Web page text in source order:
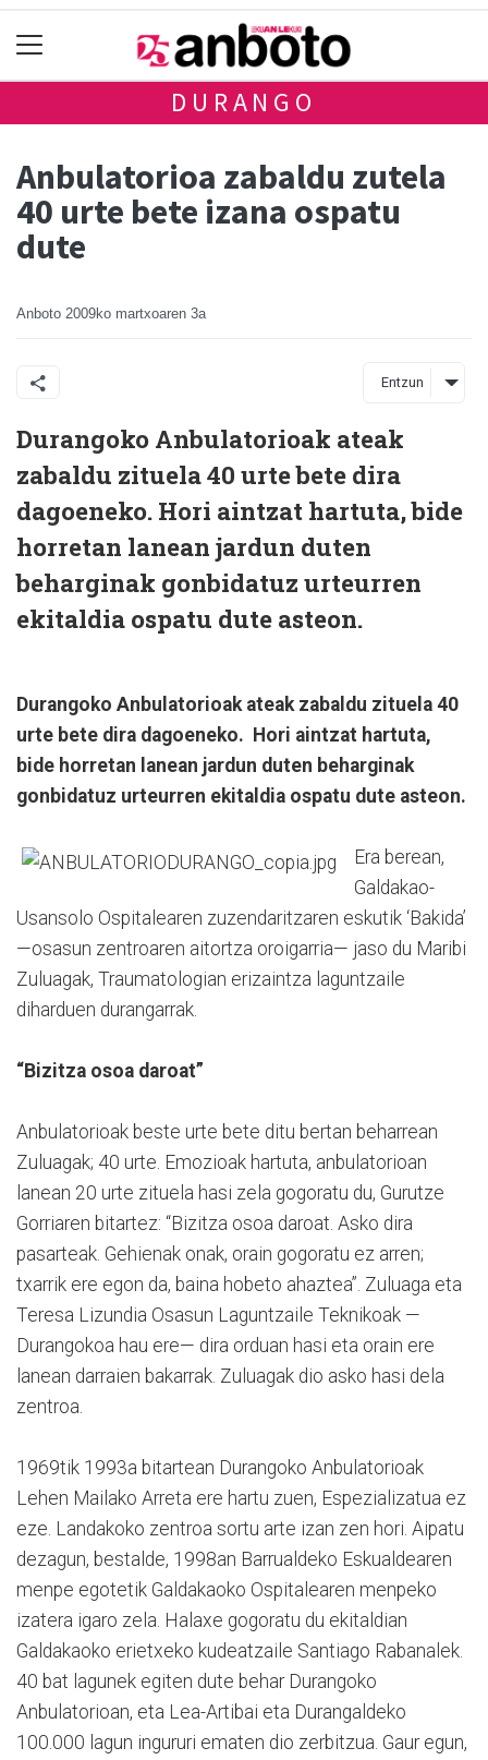
DURANGO
Anbulatorioa zabaldu zutela
40 urte bete izana ospatu
dute
Anboto 2009ko martxoaren 3a
Entzun
Durangoko Anbulatorioak ateak
zabaldu zituela 40 urte bete dira
dagoeneko. Hori aintzat hartuta, bide
horretan lanean jardun duten
beharginak gonbidatuz urteurren
ekitaldia ospatu dute asteon.
Durangoko Anbulatorioak ateak zabaldu zituela 40
urte bete dira dagoeneko. Hori aintzat hartuta,
bide horretan lanean jardun duten beharginak
gonbidatuz urteurren ekitaldia ospatu dute asteon.
Era berean,
Galdakao-
Usansolo Ospitalearen zuzendaritzaren eskutik ‘Bakida’
—osasun zentroaren aitortza oroigarria— jaso du Maribi
Zuluagak, Traumatologian erizaintza laguntzaile
diharduen durangarrak.
“Bizitza osoa daroat”
Anbulatorioak beste urte bete ditu bertan beharrean
Zuluagak; 40 urte. Emozioak hartuta, anbulatorioan
lanean 20 urte zituela hasi zela gogoratu du, Gurutze
Gorriaren bitartez: “Bizitza osoa daroat. Asko dira
pasarteak. Gehienak onak, orain gogoratu ez arren;
txarrik ere egon da, baina hobeto ahaztea”. Zuluaga eta
Teresa Lizundia Osasun Laguntzaile Teknikoak —
Durangokoa hau ere— dira orduan hasi eta orain ere
lanean darraien bakarrak. Zuluagak dio asko hasi dela
zentroa.
1969tik 1993a bitartean Durangoko Anbulatorioak
Lehen Mailako Arreta ere hartu zuen, Espezializatua ez
eze. Landakoko zentroa sortu arte izan zen hori. Aipatu
dezagun, bestalde, 1998an Barrualdeko Eskualdearen
menpe egotetik Galdakaoko Ospitalearen menpeko
izatera igaro zela. Halaxe gogoratu du ekitaldian
Galdakaoko erietxeko kudeatzaile Santiago Rabanalek.
40 bat lagunek egiten dute behar Durangoko
Anbulatorioan, eta Lea-Artibai eta Durangaldeko
100.000 lagun ingururi ematen dio zerbitzua. Gaur egun,